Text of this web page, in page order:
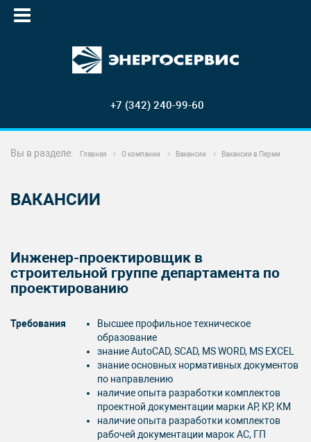
+7 (342) 240-99-60
Вы в разделе: Главная О компании Вакансии Вакансии в Перми
ВАКАНСИИ
Инженер-проектировщик в
строительной группе департамента по
проектированию
Требования
Высшее профильное техническое
образование
знание AutoCAD, SCAD, MS WORD, MS EXCEL
знание основных нормативных документов
по направлению
наличие опыта разработки комплектов
проектной документации марки АР, КР, КМ
наличие опыта разработки комплектов
рабочей документации марок АС, ГП